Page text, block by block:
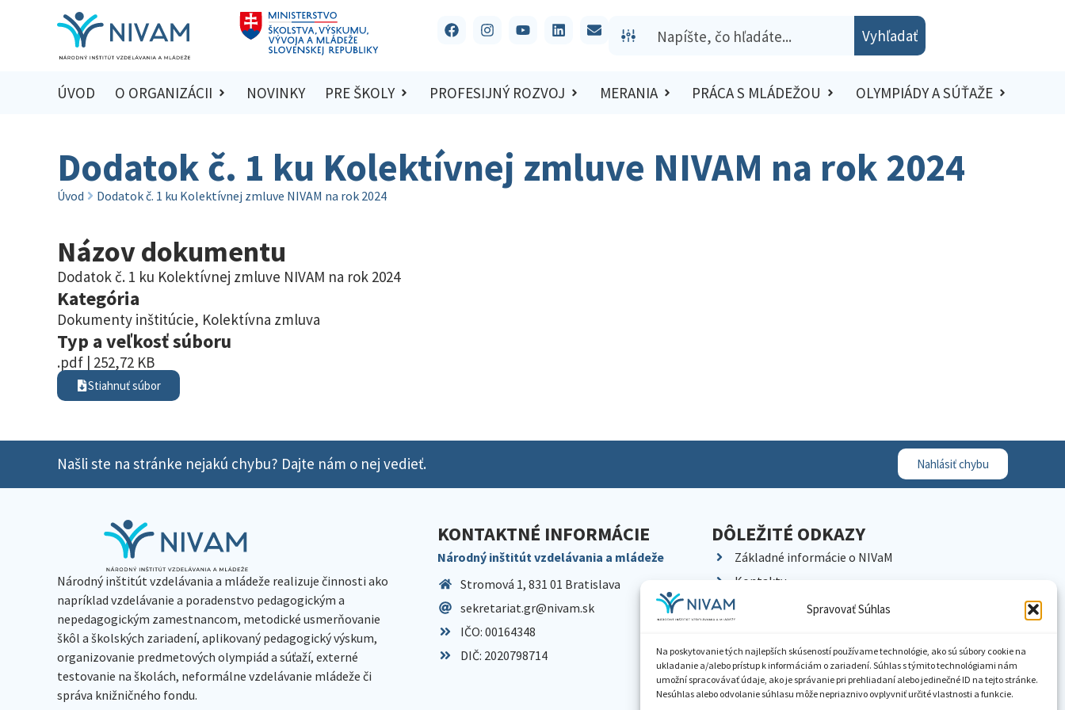
Spravovať Súhlas
Na poskytovanie tých najlepších skúseností používame technológie, ako sú súbory cookie na
ukladanie a/alebo prístup k informáciám o zariadení. Súhlas s týmito technológiami nám
umožní spracovávať údaje, ako je správanie pri prehliadaní alebo jedinečné ID na tejto stránke.
Nesúhlas alebo odvolanie súhlasu môže nepriaznivo ovplyvniť určité vlastnosti a funkcie.
Vyhľadať
ÚVOD O ORGANIZÁCII NOVINKY PRE ŠKOLY PROFESIJNÝ ROZVOJ MERANIA PRÁCA S MLÁDEŽOU OLYMPIÁDY A SÚŤAŽE
Dodatok č. 1 ku Kolektívnej zmluve NIVAM na rok 2024
Úvod Dodatok č. 1 ku Kolektívnej zmluve NIVAM na rok 2024
Názov dokumentu
Dodatok č. 1 ku Kolektívnej zmluve NIVAM na rok 2024
Kategória
Dokumenty inštitúcie, Kolektívna zmluva
Typ a veľkosť súboru
.pdf | 252,72 KB
Stiahnuť súbor
Našli ste na stránke nejakú chybu? Dajte nám o nej vedieť. Nahlásiť chybu
Národný inštitút vzdelávania a mládeže realizuje činnosti ako
napríklad vzdelávanie a poradenstvo pedagogickým a
nepedagogickým zamestnancom, metodické usmerňovanie
škôl a školských zariadení, aplikovaný pedagogický výskum,
organizovanie predmetových olympiád a súťaží, externé
testovanie na školách, neformálne vzdelávanie mládeže či
správa knižničného fondu.
KONTAKTNÉ INFORMÁCIE
Národný inštitút vzdelávania a mládeže
Stromová 1, 831 01 Bratislava
sekretariat.gr@nivam.sk
IČO: 00164348
DIČ: 2020798714
DÔLEŽITÉ ODKAZY
Základné informácie o NIVaM
Kontakty
Kariéra
Pracoviská NIVaM
Dokumenty inštitúcie
Knižnica